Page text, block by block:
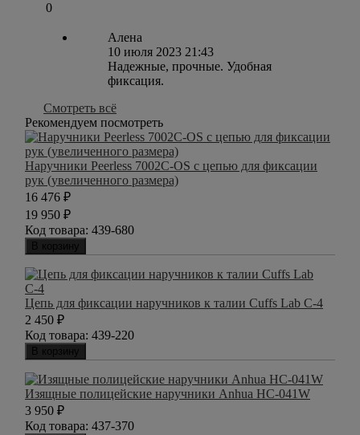
0
Алена
10 июля 2023 21:43
Надежные, прочные. Удобная
фиксация.
Смотреть всё
Рекомендуем посмотреть
Наручники Peerless 7002C-OS с цепью для фиксации
рук (увеличенного размера)
16 476 ₽
19 950 ₽
Код товара: 439-680
В корзину
Цепь для фиксации наручников к талии Cuffs Lab С-4
2 450 ₽
Код товара: 439-220
В корзину
Изящные полицейские наручники Anhua HC-041W
3 950 ₽
Код товара: 437-370